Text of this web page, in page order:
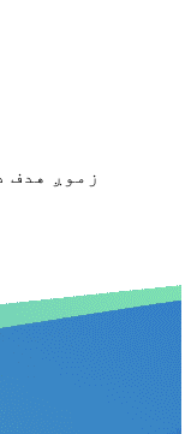
زموږ هدف